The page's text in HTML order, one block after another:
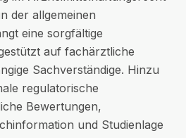
der allgemeinen
eine sorgfältige
auf fachärztliche
Sachverständige. Hinzu
regulatorische
Bewertungen,
und Studienlage